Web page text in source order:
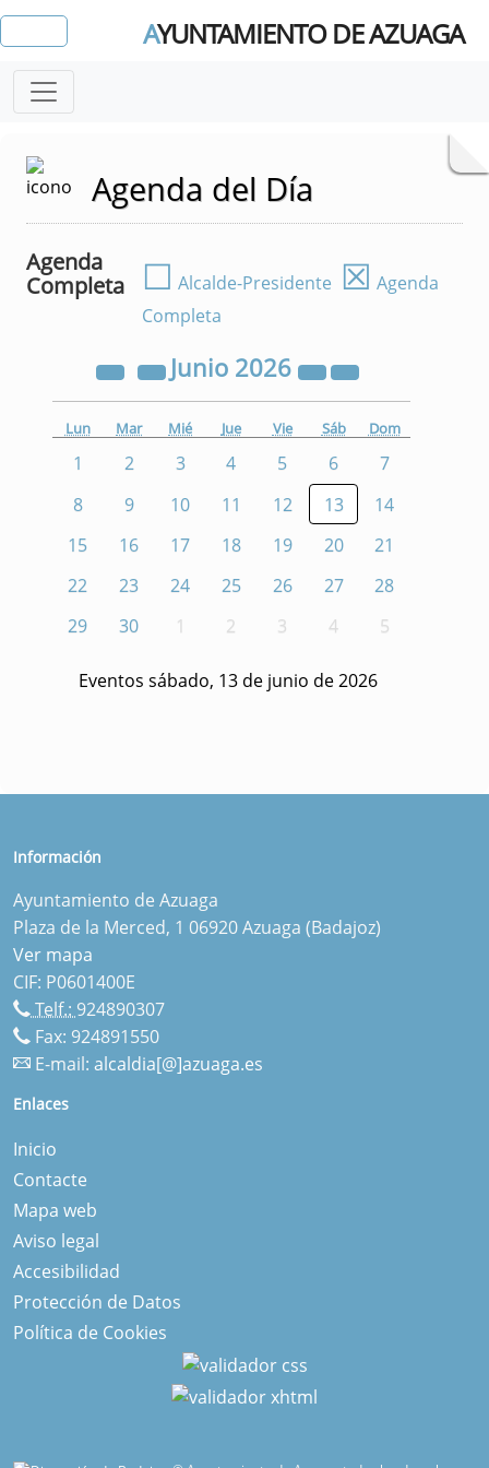
AYUNTAMIENTO DE AZUAGA
Agenda del Día
Agenda
Completa
☐ Alcalde-Presidente ☒ Agenda
Completa
Junio 2026
Lun Mar Mié Jue Vie Sáb Dom
1 2 3 4 5 6
7
8
9 10 11 12 13
14
15
16 17 18 19 20
21
22
23 24 25 26 27
28
29
30 1 2 3 4 5
Eventos sábado, 13 de junio de 2026
Información
Ayuntamiento de Azuaga
Plaza de la Merced, 1 06920 Azuaga (Badajoz)
Ver mapa
CIF: P0601400E
Telf.: 924890307
Fax: 924891550
E-mail: alcaldia[@]azuaga.es
Enlaces
Inicio
Contacte
Mapa web
Aviso legal
Accesibilidad
Protección de Datos
Política de Cookies